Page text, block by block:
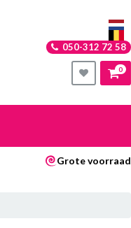
050-312 72 58
0
Grote voorraad